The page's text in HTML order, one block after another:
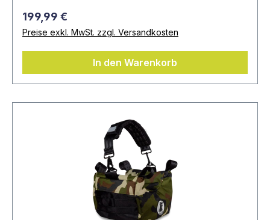
199,99 €
Preise exkl. MwSt. zzgl. Versandkosten
In den Warenkorb